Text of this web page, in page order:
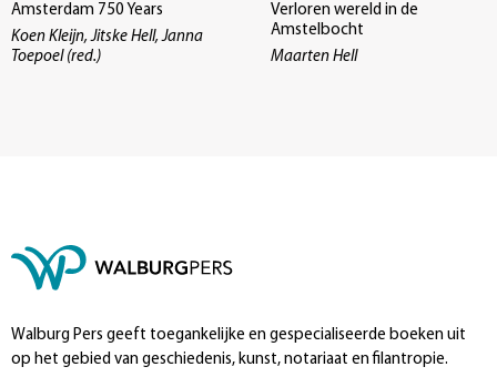
Amsterdam 750 Years
Koen Kleijn, Jitske Hell, Janna
Toepoel (red.)
Verloren wereld in de
Amstelbocht
Maarten Hell
Walburg Pers geeft toegankelijke en gespecialiseerde boeken uit
op het gebied van geschiedenis, kunst, notariaat en filantropie.